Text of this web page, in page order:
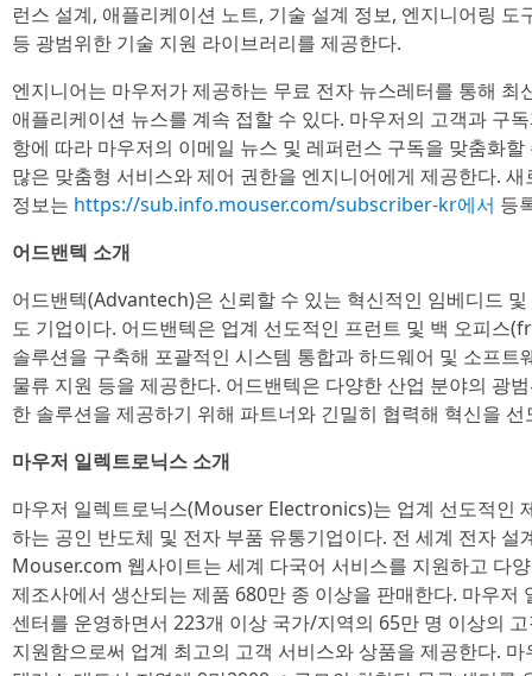
런스 설계, 애플리케이션 노트, 기술 설계 정보, 엔지니어링
등 광범위한 기술 지원 라이브러리를 제공한다.
엔지니어는 마우저가 제공하는 무료 전자 뉴스레터를 통해 최
애플리케이션 뉴스를 계속 접할 수 있다. 마우저의 고객과 구
항에 따라 마우저의 이메일 뉴스 및 레퍼런스 구독을 맞춤화
많은 맞춤형 서비스와 제어 권한을 엔지니어에게 제공한다.
정보는 https://sub.info.mouser.com/subscriber-kr에서 등
어드밴텍 소개
어드밴텍(Advantech)은 신뢰할 수 있는 혁신적인 임베디드
도 기업이다. 어드밴텍은 업계 선도적인 프런트 및 백 오피
솔루션을 구축해 포괄적인 시스템 통합과 하드웨어 및 소프트
물류 지원 등을 제공한다. 어드밴텍은 다양한 산업 분야의 광
한 솔루션을 제공하기 위해 파트너와 긴밀히 협력해 혁신을 선
마우저 일렉트로닉스 소개
마우저 일렉트로닉스(Mouser Electronics)는 업계 선도적인
하는 공인 반도체 및 전자 부품 유통기업이다. 전 세계 전자 설
Mouser.com 웹사이트는 세계 다국어 서비스를 지원하고 다
제조사에서 생산되는 제품 680만 종 이상을 판매한다. 마우저
센터를 운영하면서 223개 이상 국가/지역의 65만 명 이상의
지원함으로써 업계 최고의 고객 서비스와 상품을 제공한다.